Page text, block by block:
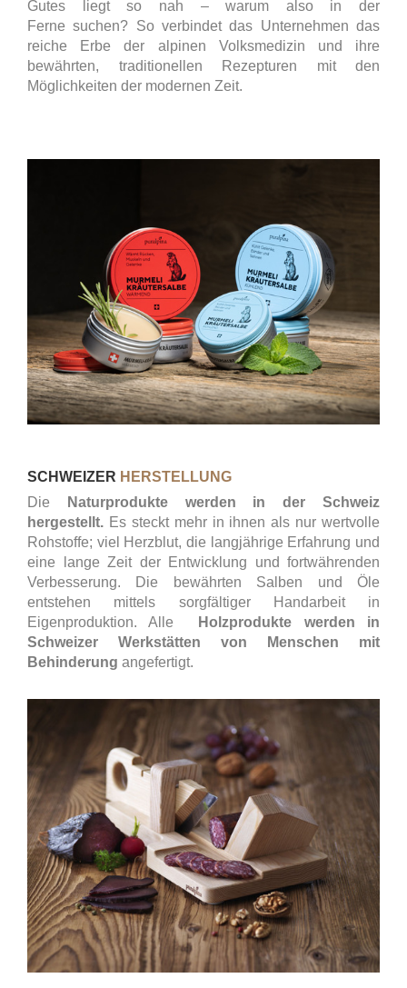
Gutes liegt so nah – warum also in der
Ferne suchen? So verbindet das Unternehmen das
reiche Erbe der alpinen Volksmedizin und ihre
bewährten, traditionellen Rezepturen mit den
Möglichkeiten der modernen Zeit.
SCHWEIZER HERSTELLUNG
Die
Naturprodukte werden in der Schweiz
hergestellt. Es steckt mehr in ihnen als nur wertvolle
Rohstoffe; viel Herzblut, die langjährige Erfahrung und
eine lange Zeit der Entwicklung und fortwährenden
Verbesserung. Die bewährten Salben und Öle
entstehen mittels sorgfältiger Handarbeit in
Eigenproduktion. Alle
Holzprodukte werden in
Schweizer Werkstätten von Menschen mit
Behinderung angefertigt.